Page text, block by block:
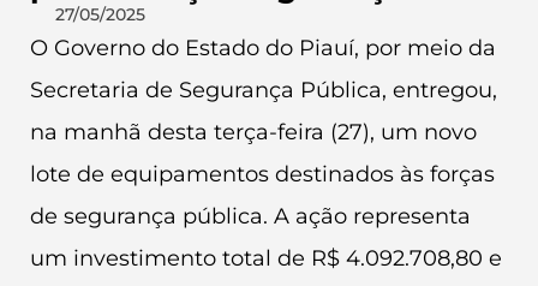
27/05/2025
O Governo do Estado do Piauí, por meio da
Secretaria de Segurança Pública, entregou,
na manhã desta terça-feira (27), um novo
lote de equipamentos destinados às forças
de segurança pública. A ação representa
um investimento total de R$ 4.092.708,80 e